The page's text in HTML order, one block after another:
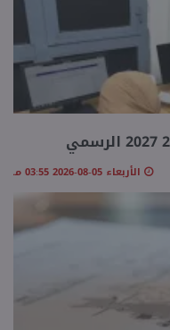
الأربعاء 05-08-2026 03:55 مـ